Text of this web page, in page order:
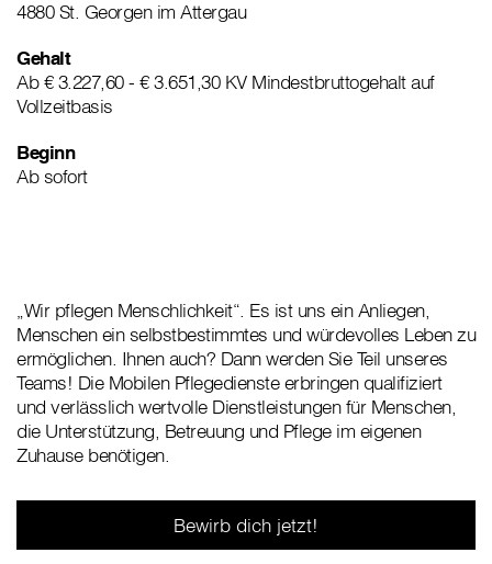
4880 St. Georgen im Attergau
Gehalt
Ab € 3.227,60 - € 3.651,30 KV Mindestbruttogehalt auf
Vollzeitbasis
Beginn
Ab sofort
„Wir pflegen Menschlichkeit“. Es ist uns ein Anliegen,
Menschen ein selbstbestimmtes und würdevolles Leben zu
ermöglichen. Ihnen auch? Dann werden Sie Teil unseres
Teams! Die Mobilen Pflegedienste erbringen qualifiziert
und verlässlich wertvolle Dienstleistungen für Menschen,
die Unterstützung, Betreuung und Pflege im eigenen
Zuhause benötigen.
Bewirb dich jetzt!